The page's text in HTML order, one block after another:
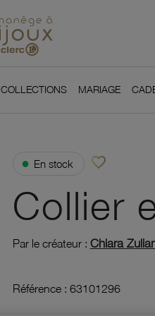
COLLECTIONS MARIAGE
● En stock favorite_borderAjouter à vos
Collier
Par le créateur : Chiara
Référence : 63101296